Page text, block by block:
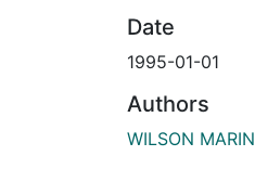
Date
1995-01-01
Authors
WILSON MARIN